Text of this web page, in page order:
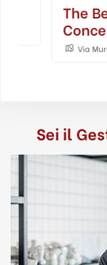
The
Concept
Via Murazzi
Sei il